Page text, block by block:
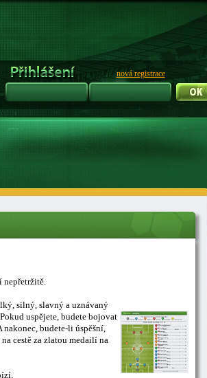
nová registrace
nepřetržitě.
silný, slavný a uznávaný
uspějete, budete bojovat
nakonec, budete-li úspěšní,
cestě za zlatou medailí na